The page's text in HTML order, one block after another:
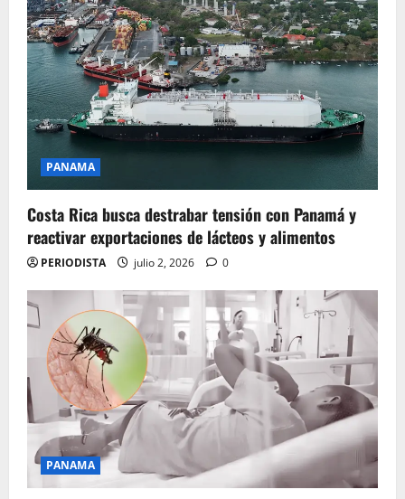
PANAMA
Costa Rica busca destrabar tensión con Panamá y
reactivar exportaciones de lácteos y alimentos
PERIODISTA julio 2, 2026 0
PANAMA